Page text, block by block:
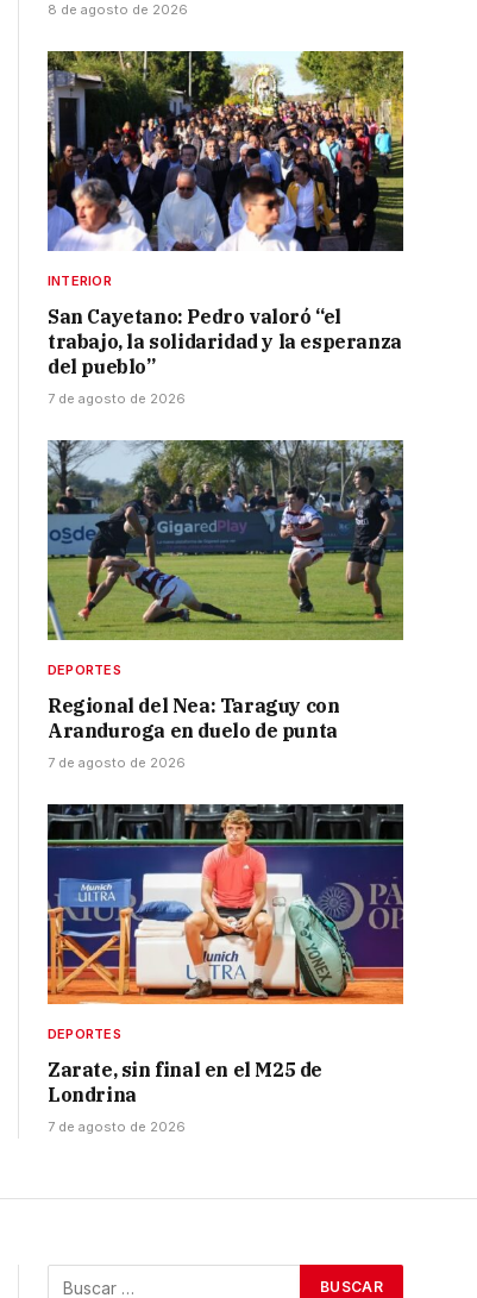
8 de agosto de 2026
INTERIOR
San Cayetano: Pedro valoró “el
trabajo, la solidaridad y la esperanza
del pueblo”
7 de agosto de 2026
DEPORTES
Regional del Nea: Taraguy con
Aranduroga en duelo de punta
7 de agosto de 2026
DEPORTES
Zarate, sin final en el M25 de
Londrina
7 de agosto de 2026